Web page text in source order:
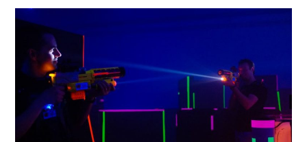
BEAUTÉ
IMMOBILIER
SOCIETE
FORMATION